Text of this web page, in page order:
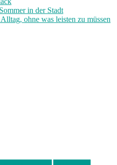
in der Stadt
ohne was leisten zu müssen